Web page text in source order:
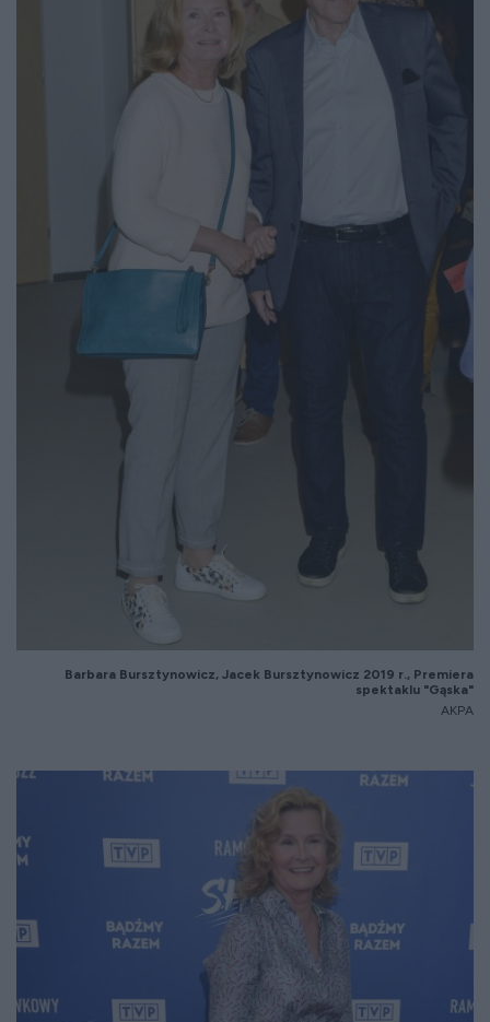
Barbara Bursztynowicz, Jacek Bursztynowicz 2019 r., Premiera
spektaklu "Gąska"
AKPA